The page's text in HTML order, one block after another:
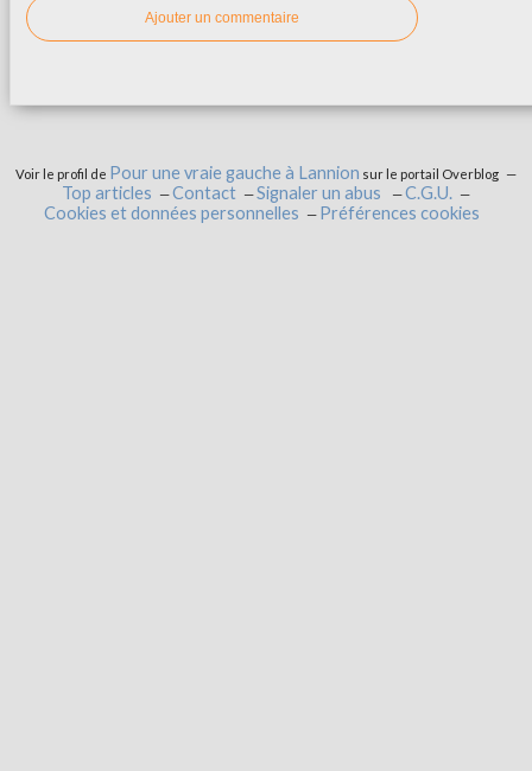
Ajouter un commentaire
Voir le profil de Pour une vraie gauche à Lannion sur le portail Overblog
Top articles Contact Signaler un abus
C.G.U.
Cookies et données personnelles
Préférences cookies